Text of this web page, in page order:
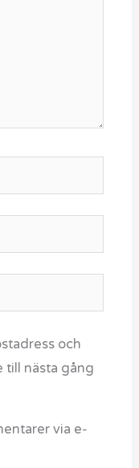
och
till nästa gång
via e-